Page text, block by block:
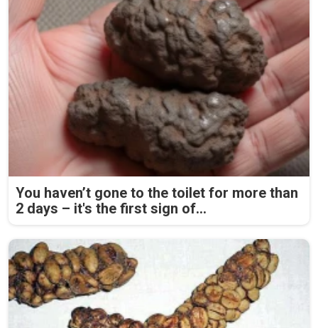
You haven’t gone to the toilet for more than
2 days – it's the first sign of...